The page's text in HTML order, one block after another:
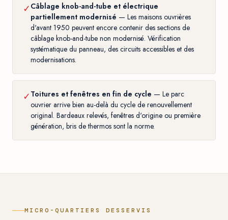
✓ Câblage knob-and-tube et électrique
partiellement modernisé — Les maisons ouvrières
d'avant 1950 peuvent encore contenir des sections de
câblage knob-and-tube non modernisé. Vérification
systématique du panneau, des circuits accessibles et des
modernisations.
✓ Toitures et fenêtres en fin de cycle — Le parc
ouvrier arrive bien au-delà du cycle de renouvellement
original. Bardeaux relevés, fenêtres d'origine ou première
génération, bris de thermos sont la norme.
MICRO-QUARTIERS DESSERVIS